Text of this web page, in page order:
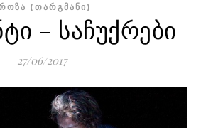
(ᲗᲐᲠᲒᲛᲐᲜᲘ)
– საჩუქრები
27/06/2017